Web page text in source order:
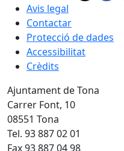
Avis legal
Contactar
Protecció de dades
Accessibilitat
Crèdits
Ajuntament de Tona
Carrer Font, 10
08551 Tona
Tel. 93 887 02 01
Fax 93 887 04 98